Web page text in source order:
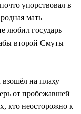
упорствовал в
мать
любил государь
второй Смуты
на плаху
от пробежавшей
кто неосторожно к